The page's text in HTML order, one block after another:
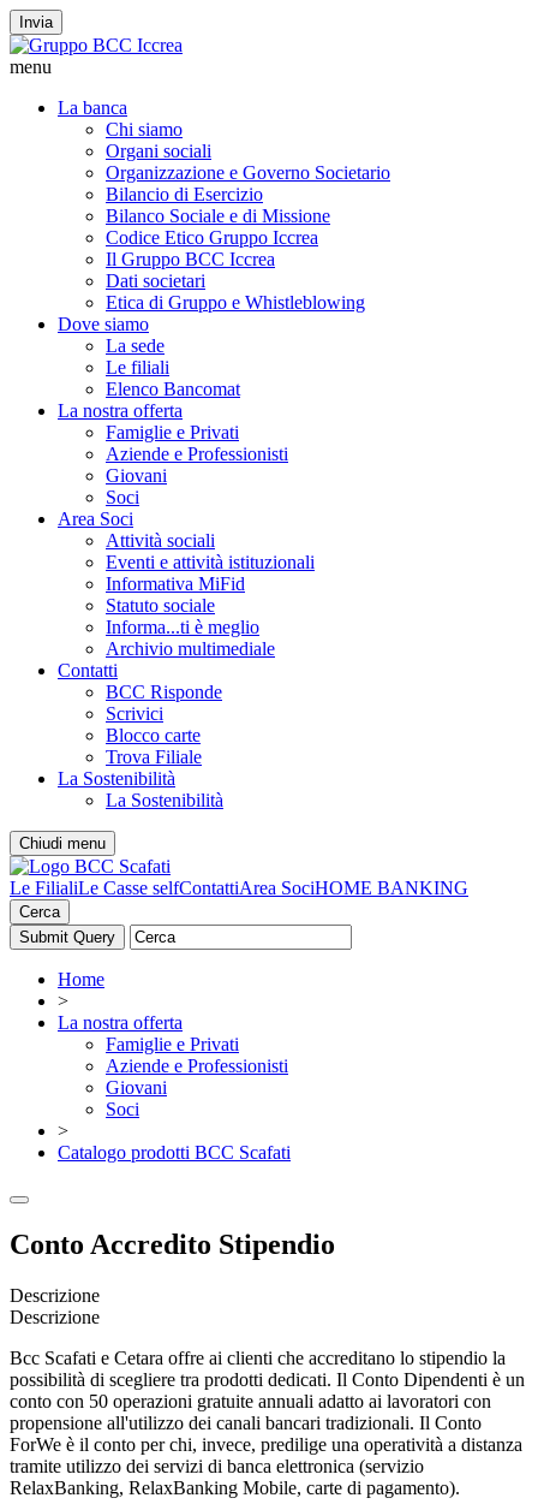
Invia
menu
La banca
Chi siamo
Organi sociali
Organizzazione e Governo Societario
Bilancio di Esercizio
Bilanco Sociale e di Missione
Codice Etico Gruppo Iccrea
Il Gruppo BCC Iccrea
Dati societari
Etica di Gruppo e Whistleblowing
Dove siamo
La sede
Le filiali
Elenco Bancomat
La nostra offerta
Famiglie e Privati
Aziende e Professionisti
Giovani
Soci
Area Soci
Attività sociali
Eventi e attività istituzionali
Informativa MiFid
Statuto sociale
Informa...ti è meglio
Archivio multimediale
Contatti
BCC Risponde
Scrivici
Blocco carte
Trova Filiale
La Sostenibilità
La Sostenibilità
Chiudi menu
Le FilialiLe Casse selfContattiArea SociHOME BANKING
Cerca
Home
>
La nostra offerta
Famiglie e Privati
Aziende e Professionisti
Giovani
Soci
>
Catalogo prodotti BCC Scafati
Conto Accredito Stipendio
Descrizione
Descrizione
Bcc Scafati e Cetara offre ai clienti che accreditano lo stipendio la
possibilità di scegliere tra prodotti dedicati. Il Conto Dipendenti è un
conto con 50 operazioni gratuite annuali adatto ai lavoratori con
propensione all'utilizzo dei canali bancari tradizionali. Il Conto
ForWe è il conto per chi, invece, predilige una operatività a distanza
tramite utilizzo dei servizi di banca elettronica (servizio
RelaxBanking, RelaxBanking Mobile, carte di pagamento).